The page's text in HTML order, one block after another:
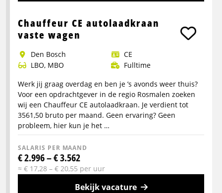
info
over
Rangeerchauffeur
5
ploegen
Chauffeur CE autolaadkraan
vaste wagen
Den Bosch
CE
LBO, MBO
Fulltime
Werk jij graag overdag en ben je ’s avonds weer thuis?
Voor een opdrachtgever in de regio Rosmalen zoeken
wij een Chauffeur CE autolaadkraan. Je verdient tot
3561,50 bruto per maand. Geen ervaring? Geen
probleem, hier kun je het …
SALARIS PER MAAND
€ 2.996 – € 3.562
≈ € 17,28 – € 20,55 per uur
Bekijk vacature